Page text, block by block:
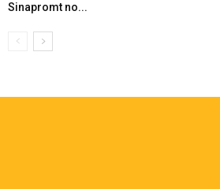
Sinapromt no...